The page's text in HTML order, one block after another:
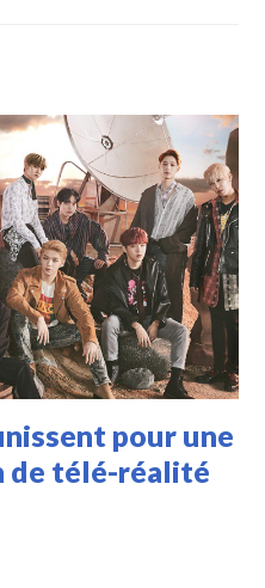
pour une
de télé-réalité